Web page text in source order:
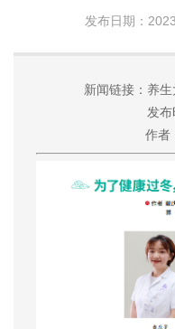
发布日期：
新闻链接：养
发
作者